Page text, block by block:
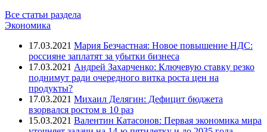
Все статьи раздела
Экономика
17.03.2021 Мария Безчастная: Новое повышение НДС:
россияне заплатят за убытки бизнеса
17.03.2021 Андрей Захарченко: Ключевую ставку резко
поднимут ради очередного витка роста цен на
продукты?
17.03.2021 Михаил Делягин: Дефицит бюджета
взорвался ростом в 10 раз
15.03.2021 Валентин Катасонов: Первая экономика мира